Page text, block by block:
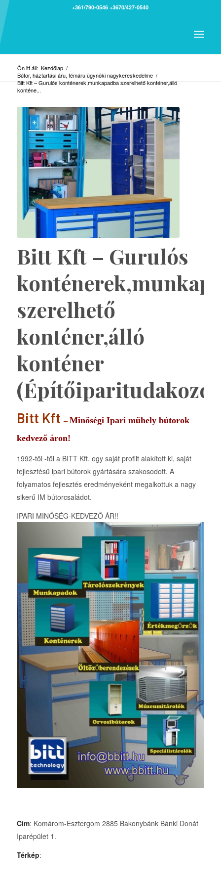
+361/790-0546 +3670/427-0540
Ön itt áll: Kezdőlap /
Bútor, háztartási áru, fémáru ügynöki nagykereskedelme /
Bitt Kft – Gurulós konténerek,munkapadba szerelhető konténer,álló
konténe...
Bitt Kft – Gurulós
szerelhető
konténer,álló
konténer
(Építőiparitudakozó)
Bitt Kft–Minőségi Ipari műhely bútorok
kedvező áron!
1992-től -től a BITT Kft. egy saját profilt alakított ki, saját
fejlesztésű ipari bútorok gyártására szakosodott. A
folyamatos fejlesztés eredményeként megalkottuk a nagy
sikerű IM bútorcsaládot.
IPARI MINŐSÉG-KEDVEZŐ ÁR!!
Cím: Komárom-Esztergom 2885 Bakonybánk Bánki Donát
Iparépület 1.
Térkép: